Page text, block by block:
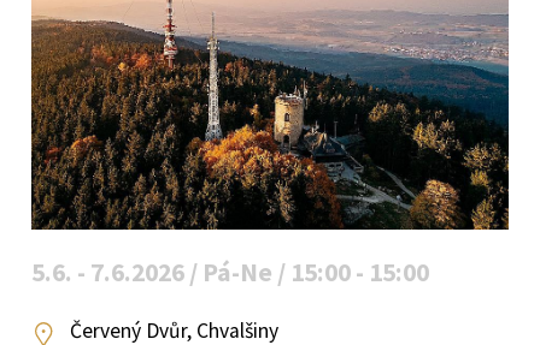
5.6. - 7.6.2026 / Pá-Ne / 15:00 - 15:00
Červený Dvůr, Chvalšiny